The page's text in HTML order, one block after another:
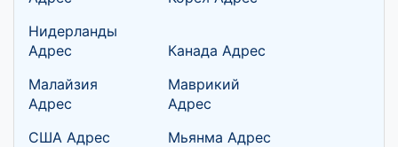
Нидерланды
Адрес
Канада Адрес
Малайзия
Адрес
Маврикий
Адрес
США Адрес
Мьянма Адрес